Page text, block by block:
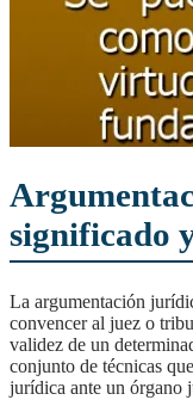
significado
La argumentación jurídica es un proceso mediante el cual se busca
convencer al juez o
validez de un
conjunto de técnicas
jurídica ante un órgano